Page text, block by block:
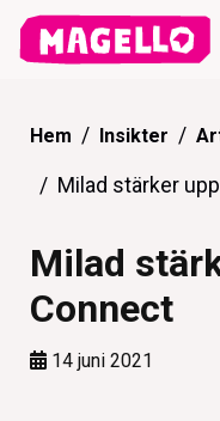
Hem Insikter
Milad stärker
Milad
Connect
14 juni 2021